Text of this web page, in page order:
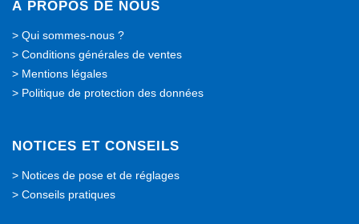
À PROPOS DE NOUS
> Qui sommes-nous ?
> Conditions générales de ventes
> Mentions légales
> Politique de protection des données
NOTICES ET CONSEILS
> Notices de pose et de réglages
> Conseils pratiques